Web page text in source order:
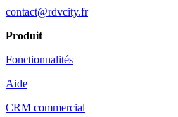
contact@rdvcity.fr
Produit
Fonctionnalités
Aide
CRM commercial